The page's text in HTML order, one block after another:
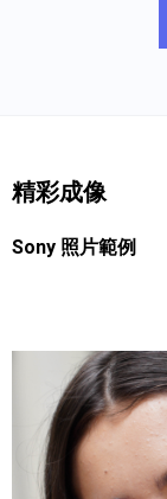
精彩成像
Sony 照片範例